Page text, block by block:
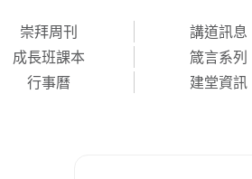
崇拜周刊 講道訊息
成長班課本
箴言系列
行事曆
建堂資訊